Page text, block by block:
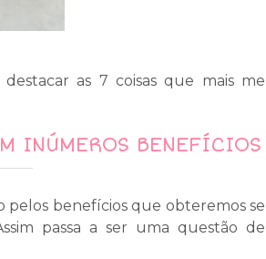
as 7 coisas que mais me
INÚMEROS BENEFÍCIOS
pelos benefícios que obteremos se
passa a ser uma questão de